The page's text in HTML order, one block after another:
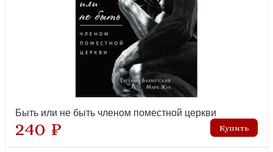
Детская Библия. Библейские рассказы с иллюстрациями
(Институт перевода Библии)
Быть или не быть членом поместной церкви
240 ₽